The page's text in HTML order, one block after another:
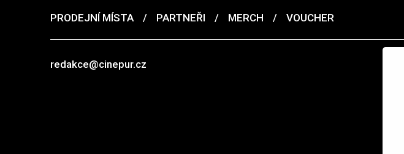
PRODEJNÍ MÍSTA
/ PARTNEŘI / MERCH / VOUCHER
redakce@cinepur.cz